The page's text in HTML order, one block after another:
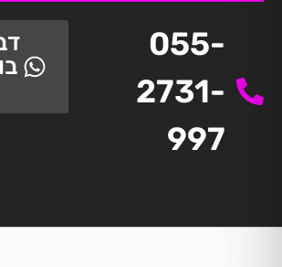
055-
2731-
997